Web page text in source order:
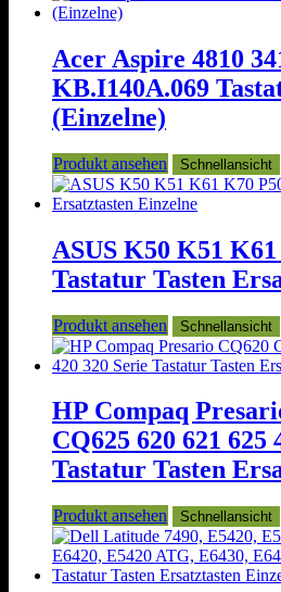
Acer Aspire 4810
KB.I140A.069
(Einzelne)
Produkt ansehen Schnellansicht
ASUS K50 K51
Tastatur Tasten
Produkt ansehen Schnellansicht
HP Compaq
CQ625 620 621 625
Tastatur Tasten
Produkt ansehen Schnellansicht